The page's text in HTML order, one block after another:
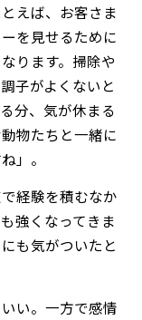
えば、お客さま
を見せるために
ります。掃除や
子がよくないと
分、気が休まる
物たちと一緒に
」。
経験を積むなか
強くなってきま
も気がついたと
い。一方で感情